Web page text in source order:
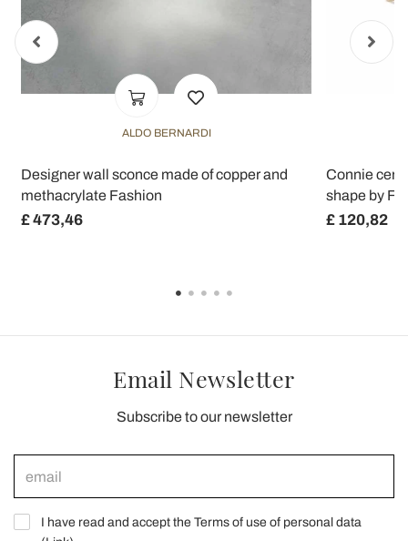
ALDO BERNARDI
Designer wall sconce made of copper and
methacrylate Fashion
£ 473,46
Connie
shape by
£ 120,82
Email Newsletter
Subscribe to our newsletter
I have read and accept the Terms of use of personal data